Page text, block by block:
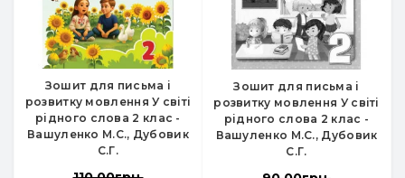
Зошит для письма і
розвитку мовлення У світі
рідного слова 2 клас -
Вашуленко М.С., Дубовик
С.Г.
Зошит для письма і
розвитку мовлення У світі
рідного слова 2 клас -
Вашуленко М.С., Дубовик
С.Г.